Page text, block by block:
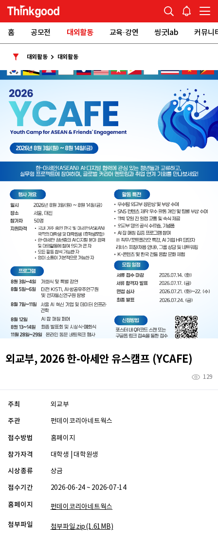
홈 공모전 대외활동 교육·강연 씽굿lab 커뮤니
대외활동 대외활동
외교부, 2026 한-아세안 유스캠프 (YCAFE)
129
주최 외교부
주관 펀데이코리아네트웍스
접수방법 홈페이지
참가자격 대학생 | 대학원생
시상종류 상금
접수기간 2026-06-24 ~ 2026-07-14
홈페이지 펀데이코리아네트웍스
첨부파일 첨부파일.zip(1.61MB)